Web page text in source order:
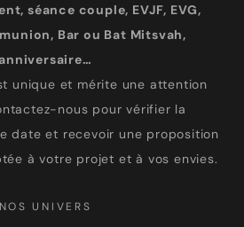
séance couple, EVJF, EVG,
Bar ou Bat Mitsvah,
unique et mérite une attention
nous pour vérifier la
date et recevoir une proposition
à votre projet et à vos envies.
NOS UNIVERS